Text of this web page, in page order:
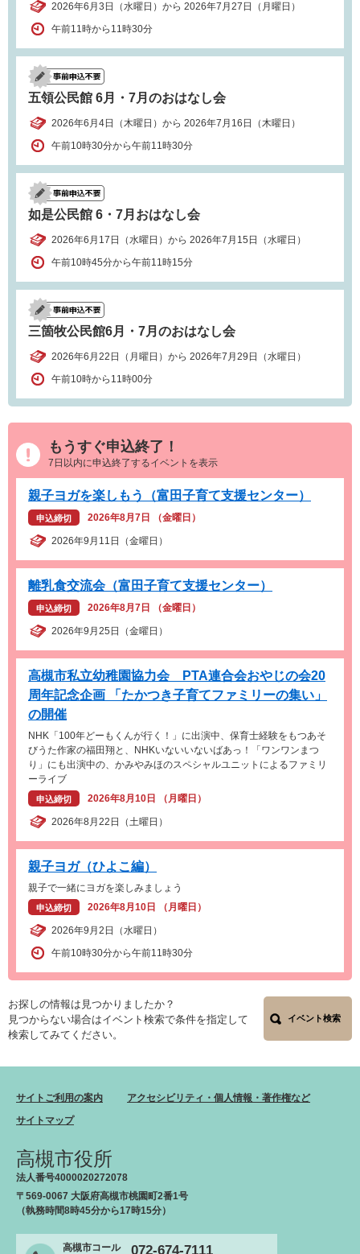
2026年6月3日（水曜日）から 2026年7月27日（月曜日）
午前11時から11時30分
五領公民館 6月・7月のおはなし会
2026年6月4日（木曜日）から 2026年7月16日（木曜日）
午前10時30分から午前11時30分
如是公民館 6・7月おはなし会
2026年6月17日（水曜日）から 2026年7月15日（水曜日）
午前10時45分から午前11時15分
三箇牧公民館6月・7月のおはなし会
2026年6月22日（月曜日）から 2026年7月29日（水曜日）
午前10時から11時00分
もうすぐ申込終了！
7日以内に申込終了するイベントを表示
親子ヨガを楽しもう（富田子育て支援センター）
申込締切 2026年8月7日 （金曜日）
2026年9月11日（金曜日）
離乳食交流会（富田子育て支援センター）
申込締切 2026年8月7日 （金曜日）
2026年9月25日（金曜日）
高槻市私立幼稚園協力会 PTA連合会おやじの会20
周年記念企画 「たかつき子育てファミリーの集い」
の開催
NHK「100年どーもくんが行く！」に出演中、保育士経験をもつあそ
びうた作家の福田翔と、NHKいないいないばあっ！「ワンワンまつ
り」にも出演中の、かみやみほのスペシャルユニットによるファミリ
ーライブ
申込締切 2026年8月10日 （月曜日）
2026年8月22日（土曜日）
親子ヨガ（ひよこ編）
親子で一緒にヨガを楽しみましょう
申込締切 2026年8月10日 （月曜日）
2026年9月2日（水曜日）
午前10時30分から午前11時30分
お探しの情報は見つかりましたか？
見つからない場合はイベント検索で条件を指定して
検索してみてください。
イベント検索
サイトご利用の案内
アクセシビリティ・個人情報・著作権など
サイトマップ
高槻市役所
法人番号4000020272078
〒569-0067 大阪府高槻市桃園町2番1号
（執務時間8時45分から17時15分）
高槻市コール
072-674-7111